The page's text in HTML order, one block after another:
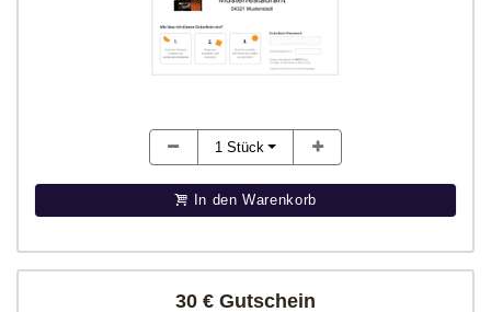
1 Stück
In den Warenkorb
30 € Gutschein